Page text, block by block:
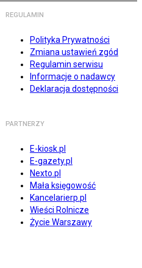
REGULAMIN
Polityka Prywatności
Zmiana ustawień zgód
Regulamin serwisu
Informacje o nadawcy
Deklaracja dostępności
PARTNERZY
E-kiosk.pl
E-gazety.pl
Nexto.pl
Mała księgowość
Kancelarierp.pl
Wieści Rolnicze
Życie Warszawy